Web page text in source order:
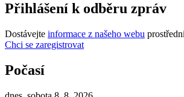
Přihlášení k odběru zpráv
Dostávejte informace z našeho webu
Chci se zaregistrovat
Počasí